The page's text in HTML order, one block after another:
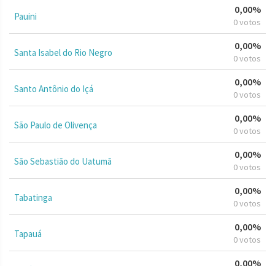
Pauini
0,00%
0 votos
Santa Isabel do Rio Negro
0,00%
0 votos
Santo Antônio do Içá
0,00%
0 votos
São Paulo de Olivença
0,00%
0 votos
São Sebastião do Uatumã
0,00%
0 votos
Tabatinga
0,00%
0 votos
Tapauá
0,00%
0 votos
0,00%